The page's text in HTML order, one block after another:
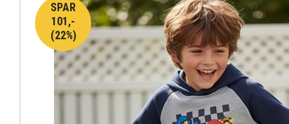
SPAR
101,-
(22%)